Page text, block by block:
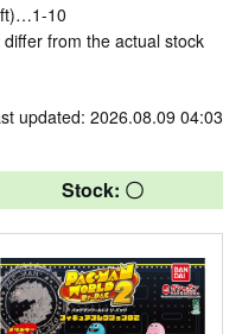
10
from the actual stock
updated: 2026.08.09 04:03
Stock: 〇